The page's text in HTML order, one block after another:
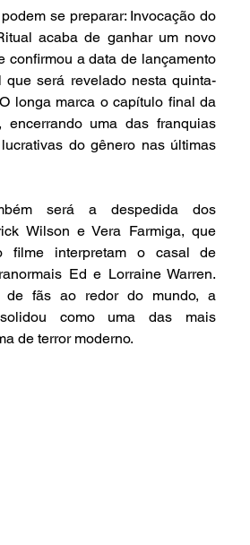
se preparar: Invocação do
acaba de ganhar um novo
confirmou a data de lançamento
será revelado nesta quinta-
longa marca o capítulo final da
encerrando uma das franquias
do gênero nas últimas
será a despedida dos
Wilson e Vera Farmiga, que
filme interpretam o casal de
Ed e Lorraine Warren.
de fãs ao redor do mundo, a
como uma das mais
de terror moderno.